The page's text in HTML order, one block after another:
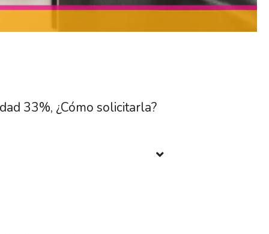
33%, ¿Cómo solicitarla?